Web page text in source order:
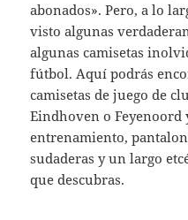
abonados». Pero, a lo
visto algunas
algunas camisetas
fútbol. Aquí podrás
camisetas de juego de
Eindhoven o Feyenoord
entrenamiento,
sudaderas y un largo
que descubras.